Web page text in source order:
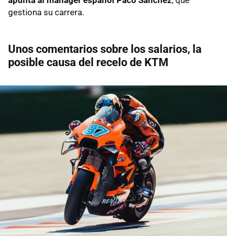
gestiona su carrera.
Unos comentarios sobre los salarios, la
posible causa del recelo de KTM